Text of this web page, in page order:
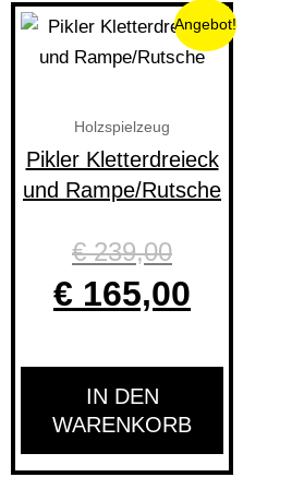
Angebot!
Holzspielzeug
Pikler Kletterdreieck
und Rampe/Rutsche
€239,00
Preis
€ 239,00
€ 165,00
Preis
€
IN DEN
WARENKORB